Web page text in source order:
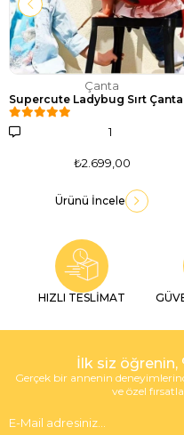
Çanta
1
₺2.699,00
Ürünü İncele
HIZLI TESLİMAT
İlk siz öğrenin,
Gerçek bir annenin
ve özel